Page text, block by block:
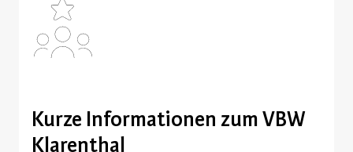
Kurze Informationen zum VBW
Klarenthal